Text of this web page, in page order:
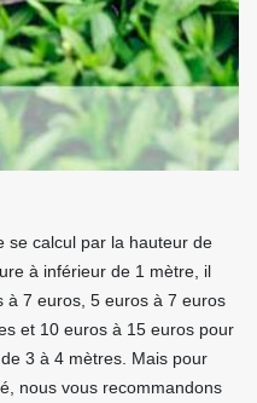
se calcul par la hauteur de
à inférieur de 1 mètre, il
à 7 euros, 5 euros à 7 euros
et 10 euros à 15 euros pour
3 à 4 mètres. Mais pour
nous vous recommandons